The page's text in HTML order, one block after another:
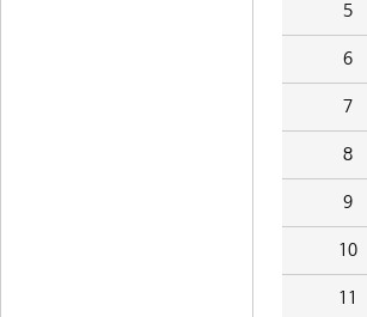
5
6
7
8
9
10
11